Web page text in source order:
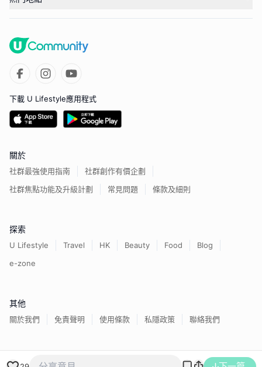
下載 U Lifestyle應用程式
關於
社群最強使用指南
社群創作有價企劃
社群焦點功能及升級計劃
常見問題 條款及細則
探索
U Lifestyle Travel HK Beauty Food
Blog
e-zone
其他
關於我們 免責聲明 使用條款 私隱政策 聯絡我們
香港經濟日報版權所有©